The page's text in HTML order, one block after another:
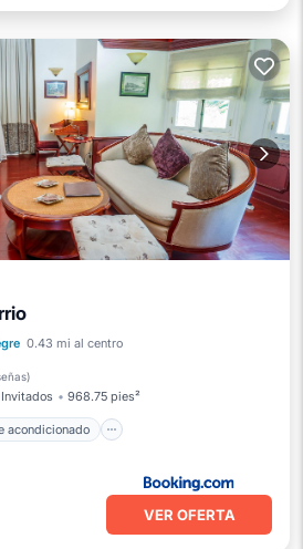
0.43 mi al centro
)
968.75 pies²
acondicionado
Aire acondicionado
Se admiten mascotas
VER OFERTA